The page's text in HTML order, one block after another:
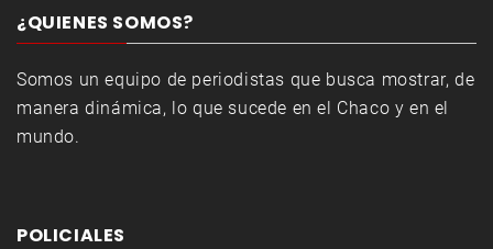
¿QUIENES SOMOS?
Somos un equipo de periodistas que busca mostrar, de
manera dinámica, lo que sucede en el Chaco y en el
mundo.
POLICIALES